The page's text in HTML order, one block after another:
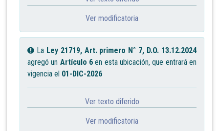
Ver modificatoria
La Ley 21719, Art. primero N° 7, D.O. 13.12.2024
agregó un Artículo 6 en esta ubicación, que entrará en
vigencia el 01-DIC-2026
Ver texto diferido
Ver modificatoria